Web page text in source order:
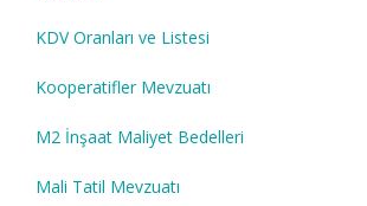
KDV Oranları ve Listesi
Kooperatifler Mevzuatı
M2 İnşaat Maliyet Bedelleri
Mali Tatil Mevzuatı